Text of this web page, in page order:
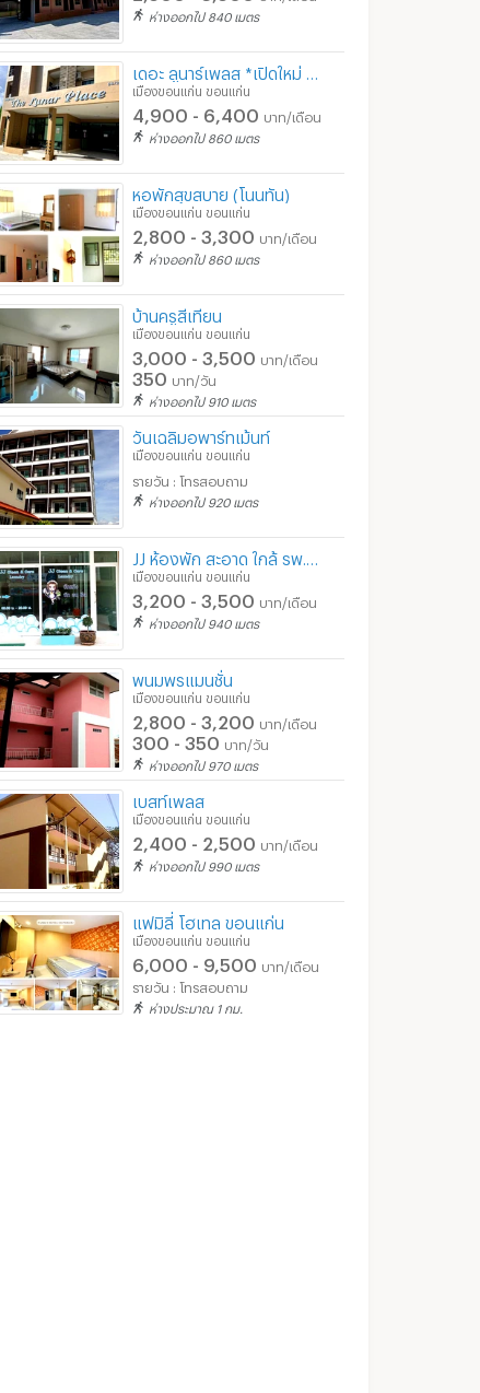
ร์ค
บาท/เดือน
น
2024 1:30
ชัยนุชแมนชั่น
เมืองขอนแก่น ขอนแก่น
4,000 - 6,000
21/02/2014 3:20
ห่างออกไป 840 เมตร
เมืองขอนแก่น ขอนแก่น
4,900 - 6,400 บาท/เดือน
ห่างออกไป 860 เมตร
หอพักสุขสบาย (โนนทัน)
เมืองขอนแก่น ขอนแก่น
2,800 - 3,300 บาท/เดือน
ห่างออกไป 860 เมตร
บ้านครูสีเทียน
เมืองขอนแก่น ขอนแก่น
3,000 - 3,500 บาท/เดือน
350 บาท/วัน
ห่างออกไป 910 เมตร
วันเฉลิมอพาร์ทเม้นท์
เมืองขอนแก่น ขอนแก่น
รายวัน : โทรสอบถาม
ห่างออกไป 920 เมตร
เมืองขอนแก่น ขอนแก่น
3,200 - 3,500 บาท/เดือน
ห่างออกไป 940 เมตร
พนมพรแมนชั่น
เมืองขอนแก่น ขอนแก่น
2,800 - 3,200 บาท/เดือน
300 - 350 บาท/วัน
ห่างออกไป 970 เมตร
เบสท์เพลส
เมืองขอนแก่น ขอนแก่น
2,400 - 2,500 บาท/เดือน
ห่างออกไป 990 เมตร
แฟมิลี่ โฮเทล ขอนแก่น
เมืองขอนแก่น ขอนแก่น
6,000 - 9,500 บาท/เดือน
รายวัน : โทรสอบถาม
ห่างประมาณ 1 กม.